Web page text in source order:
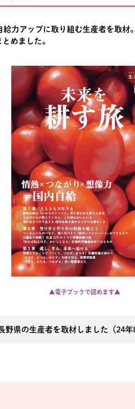
力アップに取り組む生産者を取材
めました。
▲電子ブックで読めます▲
野県の生産者を取材しました（24年